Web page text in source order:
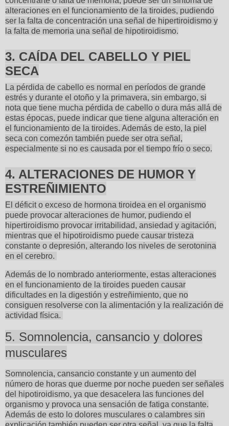
alteraciones en el funcionamiento de la tiroides, pudiendo
ser la falta de concentración una señal de hipertiroidismo y
la falta de memoria una señal de hipotiroidismo.
3. CAÍDA DEL CABELLO Y PIEL
SECA
La pérdida de cabello es normal en períodos de grande
estrés y durante el otoño y la primavera, sin embargo, si
nota que tiene mucha pérdida de cabello o dura más allá de
estas épocas, puede indicar que tiene alguna alteración en
el funcionamiento de la tiroides. Además de esto, la piel
seca con comezón también puede ser otra señal,
especialmente si no es causada por el tiempo frío o seco.
4. ALTERACIONES DE HUMOR Y
ESTREÑIMIENTO
El déficit o exceso de hormona tiroidea en el organismo
puede provocar alteraciones de humor, pudiendo el
hipertiroidismo provocar irritabilidad, ansiedad y agitación,
mientras que el hipotiroidismo puede causar tristeza
constante o depresión, alterando los niveles de serotonina
en el cerebro.
Además de lo nombrado anteriormente, estas alteraciones
en el funcionamiento de la tiroides pueden causar
dificultades en la digestión y estreñimiento, que no
consiguen resolverse con la alimentación y la realización de
actividad física.
5. Somnolencia, cansancio y dolores
musculares
Somnolencia, cansancio constante y un aumento del
número de horas que duerme por noche pueden ser señales
del hipotiroidismo, ya que desacelera las funciones del
organismo y provoca una sensación de fatiga constante.
Además de esto lo dolores musculares o calambres sin